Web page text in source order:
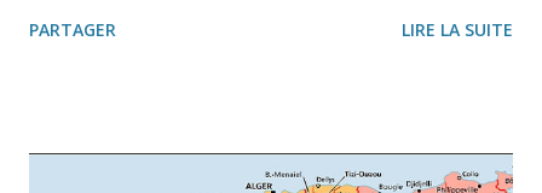
d'infirmiers militaire) à Dieuze (Sud de la Moselle) alors qu'il
Ormersviller avec le “Poschtauto”, prend le train à Bitche, puis
PARTAGER LIRE LA SUITE